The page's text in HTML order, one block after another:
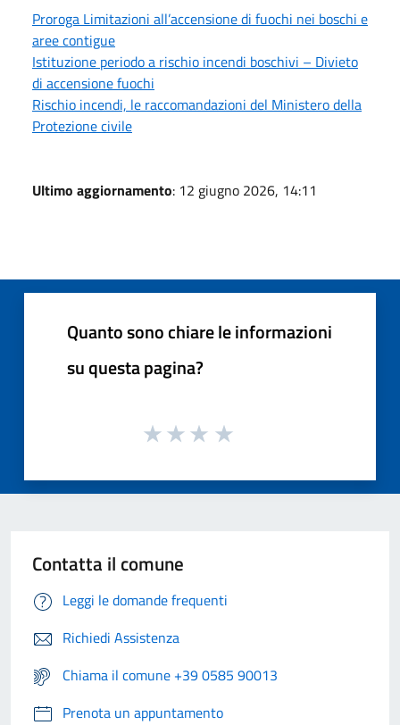
Proroga Limitazioni all’accensione di fuochi nei boschi e
aree contigue
Istituzione periodo a rischio incendi boschivi – Divieto
di accensione fuochi
Rischio incendi, le raccomandazioni del Ministero della
Protezione civile
Ultimo aggiornamento: 12 giugno 2026, 14:11
Quanto sono chiare le informazioni
su questa pagina?
Contatta il comune
Leggi le domande frequenti
Richiedi Assistenza
Chiama il comune +39 0585 90013
Prenota un appuntamento